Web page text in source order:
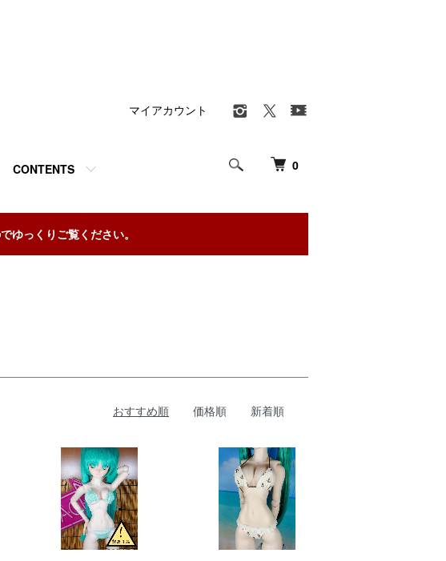
0
CONTENTS
マイアカウント
ゆっくりご覧ください。
おすすめ順 価格順 新着順